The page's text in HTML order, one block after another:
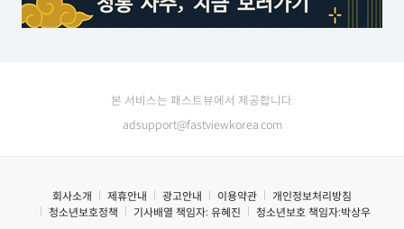
본 서비스는 패스트뷰에서 제공합니다.
adsupport@fastviewkorea.com
회사소개 제휴안내 광고안내 이용약관
개인정보처리방침
청소년보호정책
기사배열 책임자: 유혜진 청소년보호 책임자:박상우